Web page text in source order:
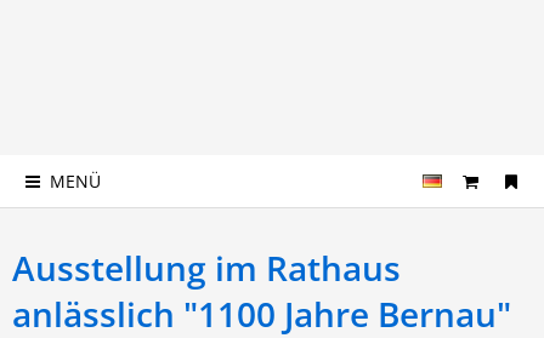
MENÜ
Ausstellung im Rathaus
anlässlich "1100 Jahre Bernau"